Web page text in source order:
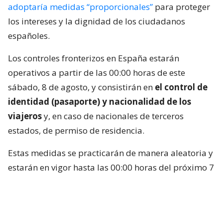
adoptaría medidas “proporcionales” para proteger
los intereses y la dignidad de los ciudadanos
españoles.
Los controles fronterizos en España estarán
operativos a partir de las 00:00 horas de este
sábado, 8 de agosto, y consistirán en el control de
identidad (pasaporte) y nacionalidad de los
viajerosy, en caso de nacionales de terceros
estados, de permiso de residencia.
Estas medidas se practicarán de manera aleatoria y
estarán en vigor hasta las 00:00 horas del próximo 7